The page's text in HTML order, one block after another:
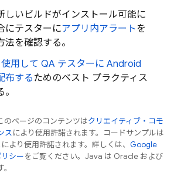
しいビルドがインストール可能に
にテスターにアプリ内アラートを
法を確認する。
用して QA テスターに Android
布する ためのベスト プラクティス
のページのコンテンツはクリエイティブ・コモ
スにより使用許諾されます。コードサンプルは
により使用許諾されます。詳しくは、 Google
シーをご覧ください。Java は Oracle および